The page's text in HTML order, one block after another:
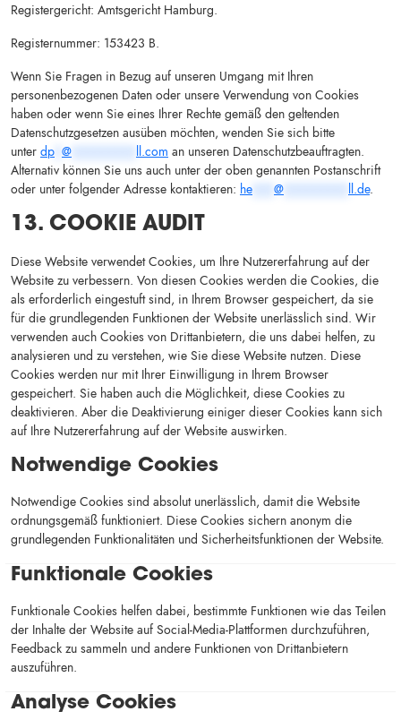
Registergericht: Amtsgericht Hamburg.
Registernummer: 153423 B.
Wenn Sie Fragen in Bezug auf unseren Umgang mit Ihren
personenbezogenen Daten oder unsere Verwendung von Cookies
haben oder wenn Sie eines Ihrer Rechte gemäß den geltenden
Datenschutzgesetzen ausüben möchten, wenden Sie sich bitte
unter dp @ ll.com an unseren Datenschutzbeauftragten.
Alternativ können Sie uns auch unter der oben genannten Postanschrift
oder unter folgender Adresse kontaktieren: he @ ll.de.
13. COOKIE AUDIT
Diese Website verwendet Cookies, um Ihre Nutzererfahrung auf der
Website zu verbessern. Von diesen Cookies werden die Cookies, die
als erforderlich eingestuft sind, in Ihrem Browser gespeichert, da sie
für die grundlegenden Funktionen der Website unerlässlich sind. Wir
verwenden auch Cookies von Drittanbietern, die uns dabei helfen, zu
analysieren und zu verstehen, wie Sie diese Website nutzen. Diese
Cookies werden nur mit Ihrer Einwilligung in Ihrem Browser
gespeichert. Sie haben auch die Möglichkeit, diese Cookies zu
deaktivieren. Aber die Deaktivierung einiger dieser Cookies kann sich
auf Ihre Nutzererfahrung auf der Website auswirken.
Notwendige Cookies
Notwendige Cookies sind absolut unerlässlich, damit die Website
ordnungsgemäß funktioniert. Diese Cookies sichern anonym die
grundlegenden Funktionalitäten und Sicherheitsfunktionen der Website.
Funktionale Cookies
Funktionale Cookies helfen dabei, bestimmte Funktionen wie das Teilen
der Inhalte der Website auf Social-Media-Plattformen durchzuführen,
Feedback zu sammeln und andere Funktionen von Drittanbietern
auszuführen.
Analyse Cookies